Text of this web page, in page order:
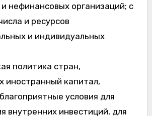
нефинансовых организаций; с
и ресурсов
и индивидуальных
политика стран,
иностранный капитал,
условия для
внутренних инвестиций, для